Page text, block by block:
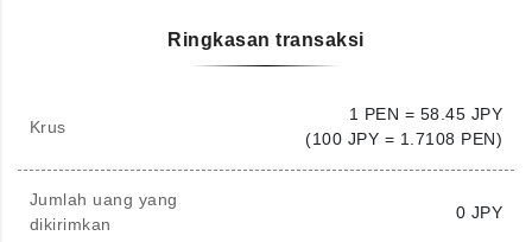
Ringkasan transaksi
Krus
1 PEN = 58.45 JPY
(100 JPY = 1.7108 PEN)
Jumlah uang yang
dikirimkan
0 JPY